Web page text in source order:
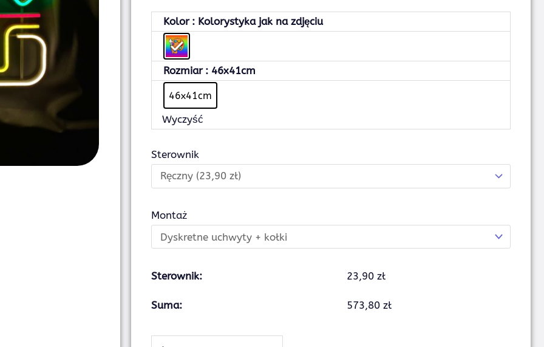
Kolor : Kolorystyka jak na zdjęciu
Rozmiar : 46x41cm
46x41cm
Wyczyść
Sterownik
Montaż
Sterownik: 23,90 zł
Suma: 573,80 zł
ilość
Neon
Burger